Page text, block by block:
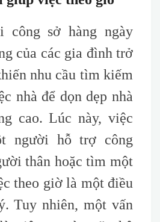
công sở hàng ngày
của các gia đình trở
nhu cầu tìm kiếm
nhà để dọn dẹp nhà
cao. Lúc này, việc
người hỗ trợ công
thân hoặc tìm một
theo giờ là một điều
Tuy nhiên, một vấn